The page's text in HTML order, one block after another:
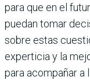
para que en el
puedan tomar
sobre estas
experticia y la
para acompañar a